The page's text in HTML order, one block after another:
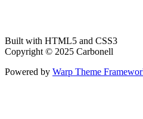
Built with HTML5 and CSS3
Copyright © 2025 Carbonell
Powered by Warp Theme